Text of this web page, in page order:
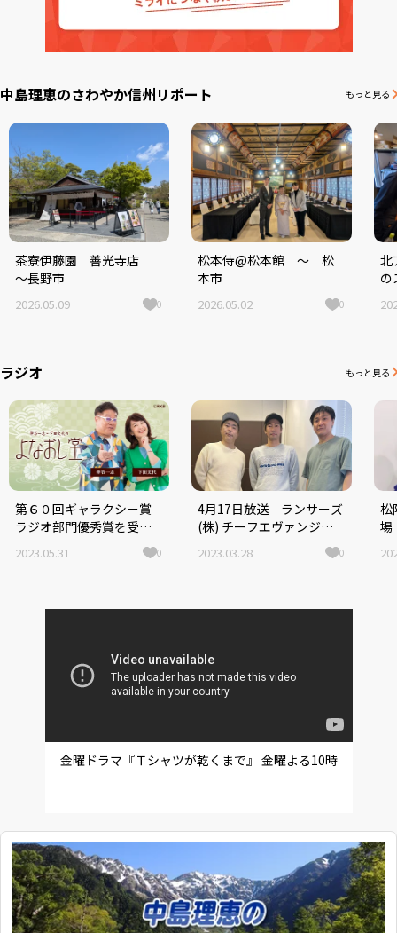
中島理恵のさわやか信州リポート もっと見る
茶寮伊藤園 善光寺店
～長野市
2026.05.09 0
松本侍@松本館 ～ 松
本市
2026.05.02 0
北
ラジオ もっと見る
第６０回ギャラクシー賞
ラジオ部門優秀賞を受賞
『仲谷一志（なかたにひ
とし）・下田文代（しも
2023.05.31 0
4月17日放送 ランサーズ
(株) チーフエヴァンジェ
之さん
2023.03.28 0
松
場
金曜ドラマ『Ｔシャツが乾くまで』 金曜よる10時